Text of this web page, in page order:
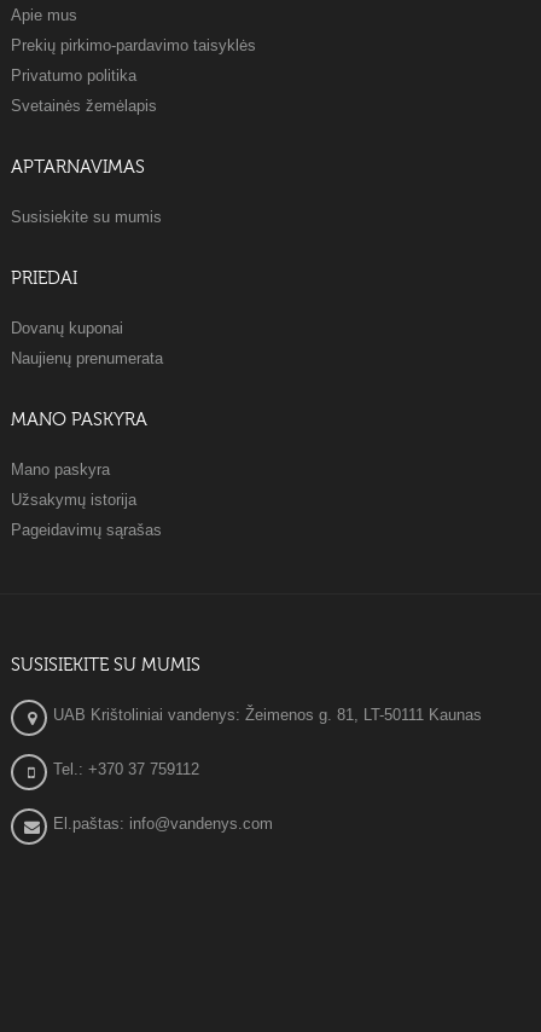
Apie mus
Prekių pirkimo-pardavimo taisyklės
Privatumo politika
Svetainės žemėlapis
APTARNAVIMAS
Susisiekite su mumis
PRIEDAI
Dovanų kuponai
Naujienų prenumerata
MANO PASKYRA
Mano paskyra
Užsakymų istorija
Pageidavimų sąrašas
SUSISIEKITE SU MUMIS
UAB Krištoliniai vandenys: Žeimenos g. 81, LT-50111 Kaunas
Tel.: +370 37 759112
El.paštas: info@vandenys.com